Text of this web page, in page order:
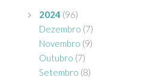
2024 (96)
Dezembro (7)
Novembro (9)
Outubro (7)
Setembro (8)